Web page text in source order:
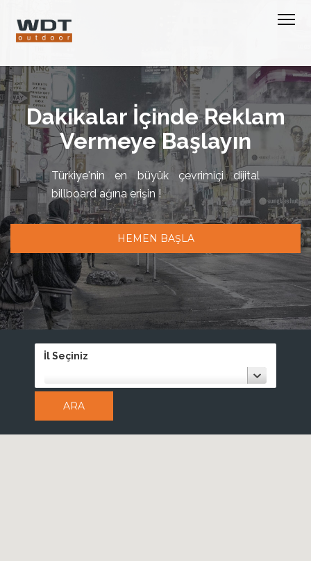
Dakikalar İçinde Reklam
Vermeye Başlayın
Türkiye'nin en büyük çevrimiçi dijital
billboard ağına erişin !
HEMEN BAŞLA
İl Seçiniz
ARA